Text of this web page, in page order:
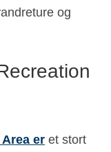
og
er et stort